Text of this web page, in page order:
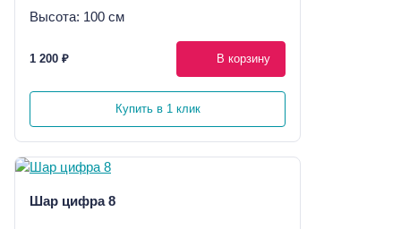
Высота: 100 см
1 200 ₽ В корзину
Купить в 1 клик
Шар цифра 8